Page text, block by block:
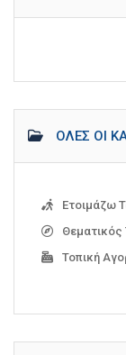
ΌΛΕΣ ΟΙ
Ετοιμάζω
Θεματικός
Τοπική